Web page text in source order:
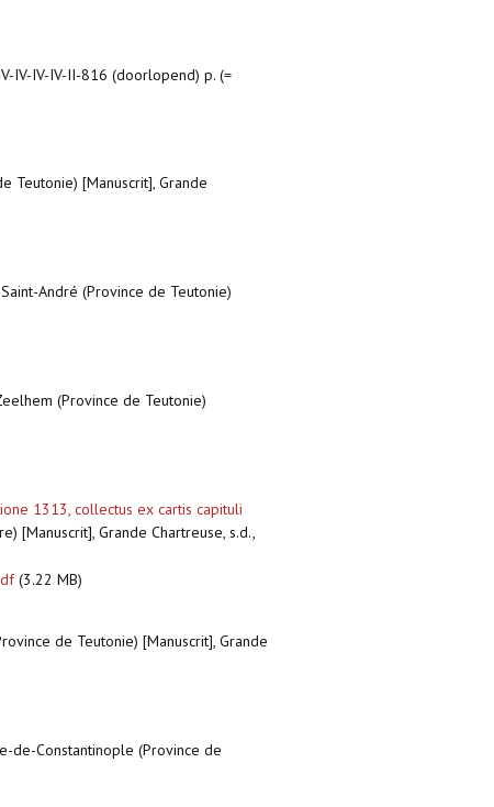
IV-IV-IV-II-816 (doorlopend) p. (=
Teutonie) [Manuscrit], Grande
André (Province de Teutonie)
(Province de Teutonie)
1313, collectus ex cartis capituli
[Manuscrit], Grande Chartreuse, s.d.,
(3.22 MB)
de Teutonie) [Manuscrit], Grande
de-Constantinople (Province de